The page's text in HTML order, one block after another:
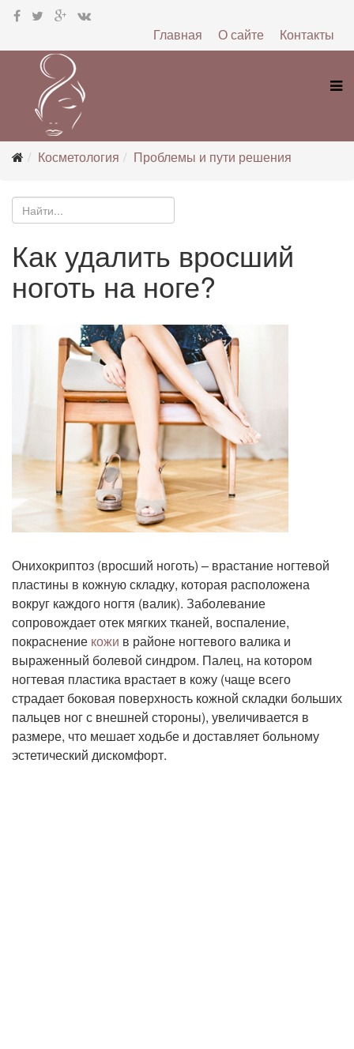
Контакты
О сайте
Главная
Косметология Проблемы и пути решения
Как удалить вросший
ноготь на ноге?
Онихокриптоз (вросший ноготь) – врастание ногтевой
пластины в кожную складку, которая расположена
вокруг каждого ногтя (валик). Заболевание
сопровождает отек мягких тканей, воспаление,
покраснение кожи в районе ногтевого валика и
выраженный болевой синдром. Палец, на котором
ногтевая пластика врастает в кожу (чаще всего
страдает боковая поверхность кожной складки больших
пальцев ног с внешней стороны), увеличивается в
размере, что мешает ходьбе и доставляет больному
эстетический дискомфорт.